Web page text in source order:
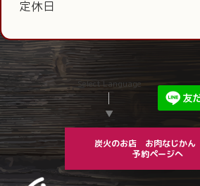
定休日
Select Language
▼
炭火のお店 お肉な
予約ページへ